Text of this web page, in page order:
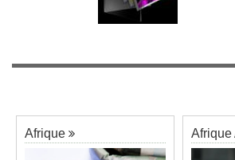
Afrique Afrique